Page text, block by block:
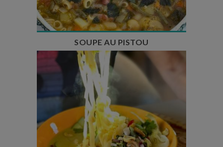
Nombre de couverts : 8
SOUPE AU PISTOU
Temps de préparation : 40 min
Temps de cuisson : 25 min
Nombre de couverts : 4